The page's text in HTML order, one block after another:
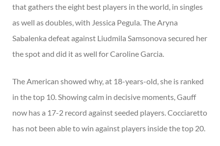
that gathers the eight best players in the world, in singles
as well as doubles, with Jessica Pegula. The Aryna
Sabalenka defeat against Liudmila Samsonova secured her
the spot and did it as well for Caroline Garcia.
The American showed why, at 18-years-old, she is ranked
in the top 10. Showing calm in decisive moments, Gauff
now has a 17-2 record against seeded players. Cocciaretto
has not been able to win against players inside the top 20.